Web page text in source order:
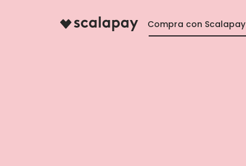
Compra con Scalapay